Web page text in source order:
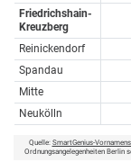
Friedrichshain-
Kreuzberg
Reinickendorf
Spandau
Mitte
Neukölln
Quelle: SmartGenius-
Ordnungsangelegenheiten Berlin